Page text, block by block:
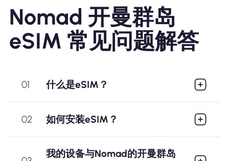
Nomad 开曼群岛
eSIM 常见问题解答
01 什么是eSIM？
02 如何安装eSIM？
我的设备与Nomad的开曼群岛